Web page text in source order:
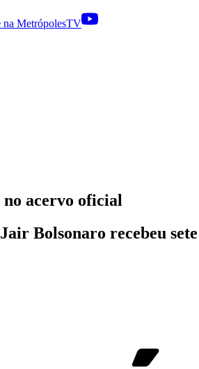
na MetrópolesTV
no acervo oficial
Bolsonaro recebeu